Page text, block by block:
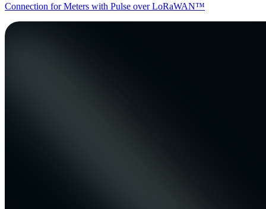
Connection for Meters with Pulse over LoRaWAN™